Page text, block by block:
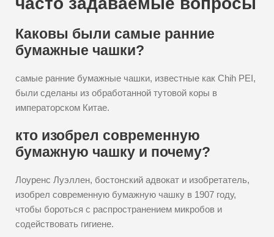
Каковы были самые ранние
бумажные чашки?
самые ранние бумажные чашки, известные как Chih PEI,
были сделаны из обработанной тутовой коры в
императорском Китае.
кто изобрел современную
бумажную чашку и почему?
Лоуренс Луэллен, бостонский адвокат и изобретатель,
изобрел современную бумажную чашку в 1907 году,
чтобы бороться с распространением микробов и
содействовать гигиене.